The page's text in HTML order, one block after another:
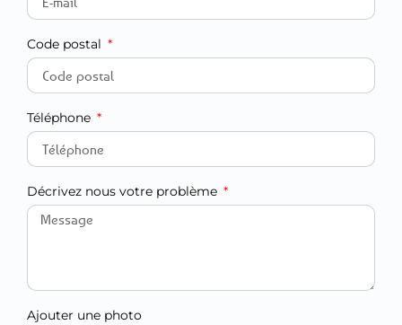
Code postal
Téléphone
Décrivez nous votre problème
Ajouter une photo